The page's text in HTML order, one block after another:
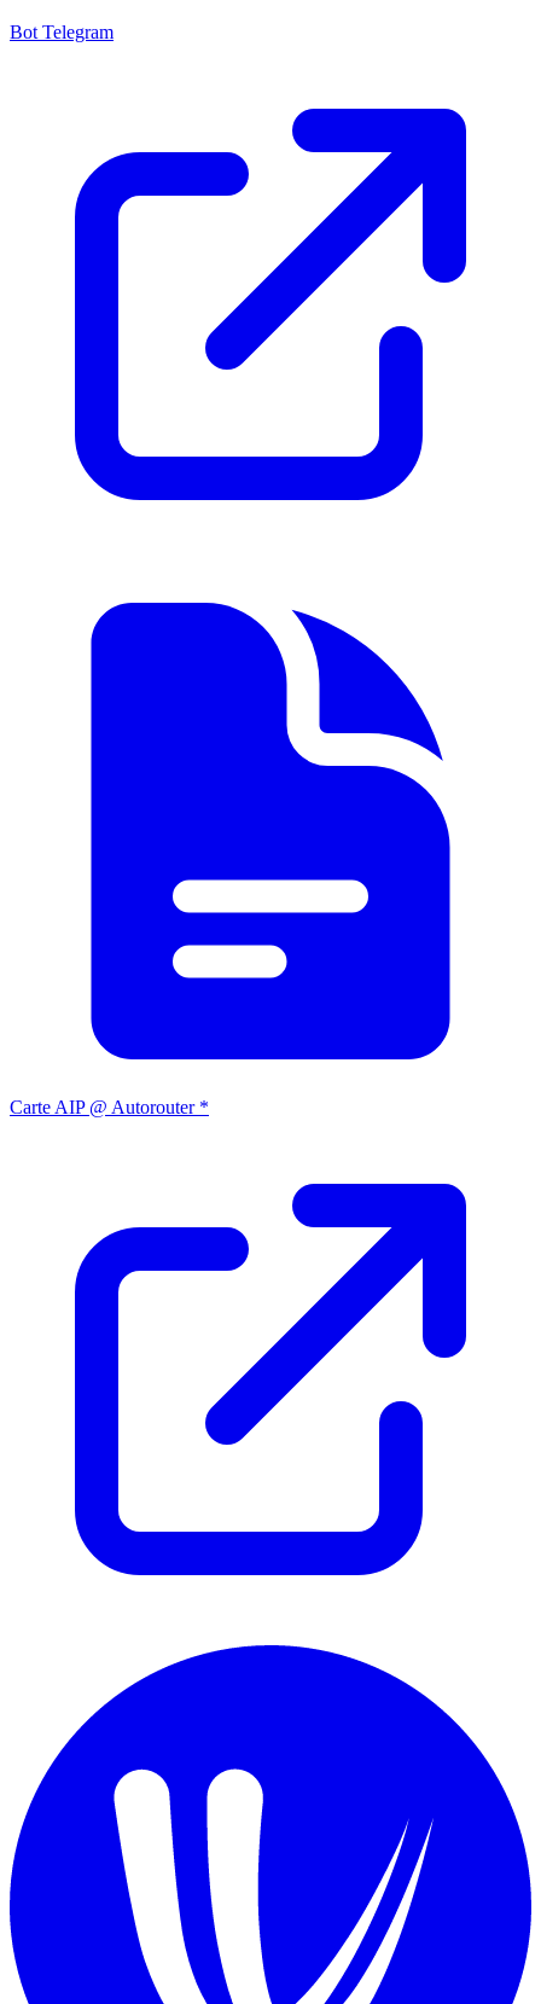
Bot Telegram
Carte AIP @ Autorouter *